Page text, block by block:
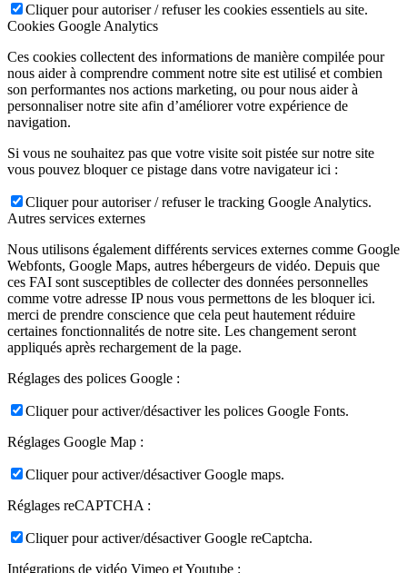
Cliquer pour autoriser / refuser les cookies essentiels au site.
Cookies Google Analytics
Ces cookies collectent des informations de manière compilée pour
nous aider à comprendre comment notre site est utilisé et combien
son performantes nos actions marketing, ou pour nous aider à
personnaliser notre site afin d’améliorer votre expérience de
navigation.
Si vous ne souhaitez pas que votre visite soit pistée sur notre site
vous pouvez bloquer ce pistage dans votre navigateur ici :
Cliquer pour autoriser / refuser le tracking Google Analytics.
Autres services externes
Nous utilisons également différents services externes comme Google
Webfonts, Google Maps, autres hébergeurs de vidéo. Depuis que
ces FAI sont susceptibles de collecter des données personnelles
comme votre adresse IP nous vous permettons de les bloquer ici.
merci de prendre conscience que cela peut hautement réduire
certaines fonctionnalités de notre site. Les changement seront
appliqués après rechargement de la page.
Réglages des polices Google :
Cliquer pour activer/désactiver les polices Google Fonts.
Réglages Google Map :
Cliquer pour activer/désactiver Google maps.
Réglages reCAPTCHA :
Cliquer pour activer/désactiver Google reCaptcha.
Intégrations de vidéo Vimeo et Youtube :